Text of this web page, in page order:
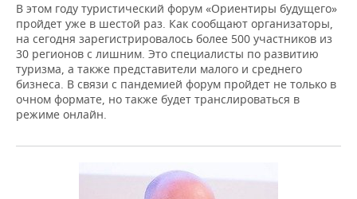
В этом году туристический форум «Ориентиры будущего»
пройдет уже в шестой раз. Как сообщают организаторы,
на сегодня зарегистрировалось более 500 участников из
30 регионов с лишним. Это специалисты по развитию
туризма, а также представители малого и среднего
бизнеса. В связи с пандемией форум пройдет не только в
очном формате, но также будет транслироваться в
режиме онлайн.